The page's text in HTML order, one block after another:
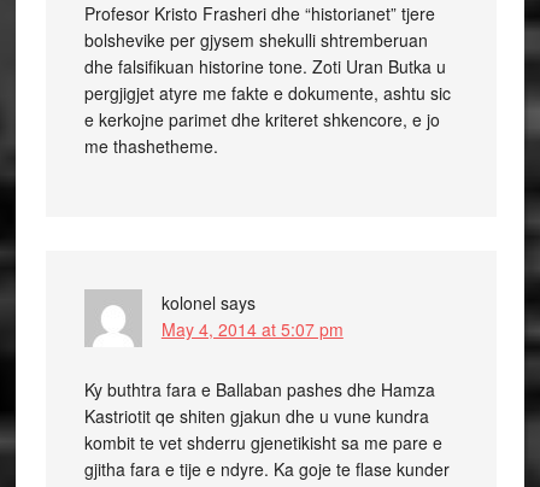
Profesor Kristo Frasheri dhe “historianet” tjere
bolshevike per gjysem shekulli shtremberuan
dhe falsifikuan historine tone. Zoti Uran Butka u
pergjigjet atyre me fakte e dokumente, ashtu sic
e kerkojne parimet dhe kriteret shkencore, e jo
me thashetheme.
kolonel says
May 4, 2014 at 5:07 pm
Ky buthtra fara e Ballaban pashes dhe Hamza
Kastriotit qe shiten gjakun dhe u vune kundra
kombit te vet shderru gjenetikisht sa me pare e
gjitha fara e tije e ndyre. Ka goje te flase kunder